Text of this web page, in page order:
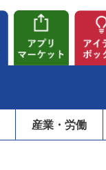
産業・労働